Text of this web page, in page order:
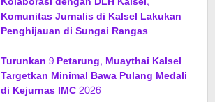
Komunitas Jurnalis di Kalsel Lakukan
Penghijauan di Sungai Rangas
Turunkan 9 Petarung, Muaythai Kalsel
Targetkan Minimal Bawa Pulang Medali
di Kejurnas IMC 2026